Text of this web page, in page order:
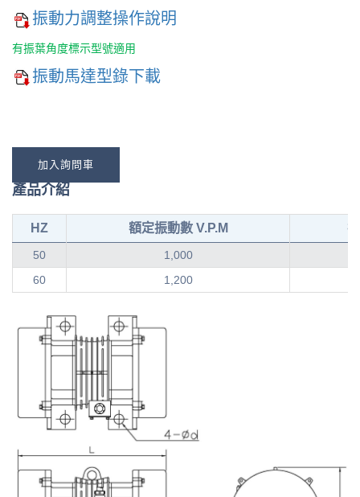
振動力調整操作說明
有振葉角度標示型號適用
振動馬達型錄下載
加入詢問車
產品介紹
HZ 額定振動數 V.P.M
50
1,000
60
1,200